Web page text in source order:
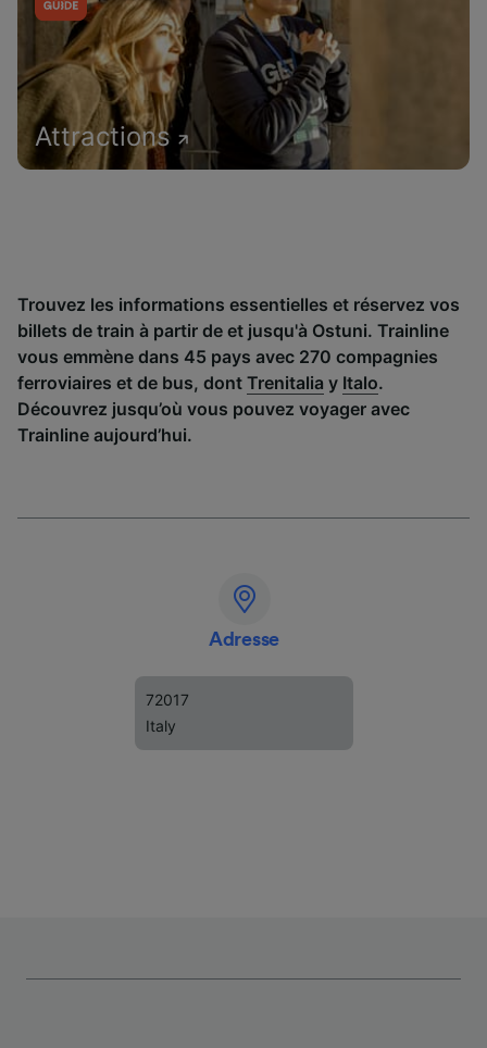
Attractions
Trouvez les informations essentielles et réservez vos
billets de train à partir de et jusqu'à Ostuni. Trainline
vous emmène dans 45 pays avec 270 compagnies
ferroviaires et de bus, dont Trenitalia y Italo.
Découvrez jusqu’où vous pouvez voyager avec
Trainline aujourd’hui.
Adresse
72017
Italy